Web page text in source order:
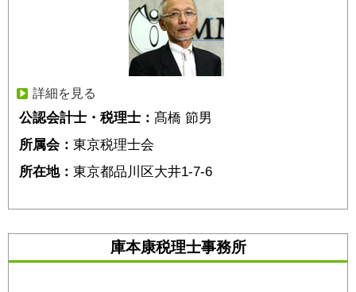
詳細を見る
公認会計士・税理士： 髙橋 節男
所属会： 東京税理士会
所在地： 東京都品川区大井1-7-6
庫本康税理士事務所